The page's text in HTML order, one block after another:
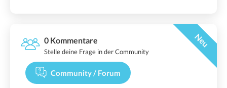
0 Kommentare Neu
Stelle deine Frage in der Community
Community / Forum